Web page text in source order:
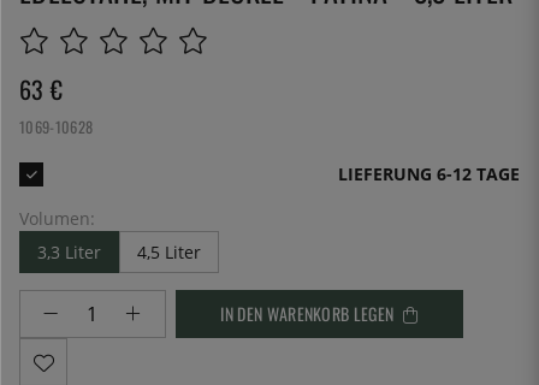
63 €
1069-10628
LIEFERUNG 6-12 TAGE
Volumen:
3,3 Liter
4,5 Liter
IN DEN WARENKORB LEGEN